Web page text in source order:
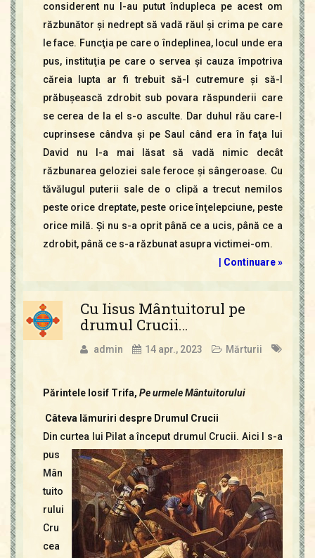
considerent nu l-au putut îndupleca pe acest om
răzbunător şi nedrept să vadă răul şi crima pe care
le face. Funcţia pe care o îndeplinea, locul unde era
pus, instituţia pe care o servea şi cauza împotriva
căreia lupta ar fi trebuit să-l cutremure şi să-l
prăbuşească zdrobit sub povara răspunderii care
se cerea de la el s-o asculte. Dar duhul rău care-l
cuprinsese cândva şi pe Saul când era în faţa lui
David nu l-a mai lăsat să vadă nimic decât
răzbunarea geloziei sale feroce şi sân­geroase. Cu
tăvălugul puterii sale de o clipă a trecut nemilos
peste orice dreptate, peste orice înţelepciune, peste
orice milă. Şi nu s-a oprit până ce a ucis, până ce a
zdrobit, până ce s-a răzbunat asupra victimei-om.
Continuare »
Cu Iisus Mântuitorul pe
drumul Crucii…
admin 14 apr., 2023 Mărturii
Părintele Iosif Trifa, Pe urmele Mântuitorului
Câteva lămuriri despre Drumul Crucii
Din curtea lui Pilat a început drumul Crucii. Aici I s-a
pus
Mân
tuito
rului
Cru
cea